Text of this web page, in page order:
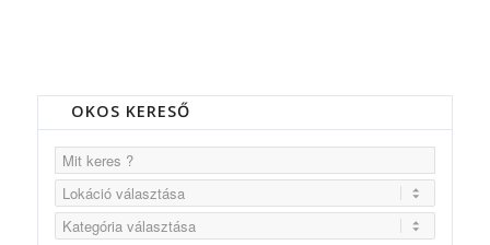
OKOS KERESŐ